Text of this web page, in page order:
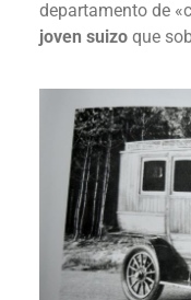
departamento de
joven suizo que